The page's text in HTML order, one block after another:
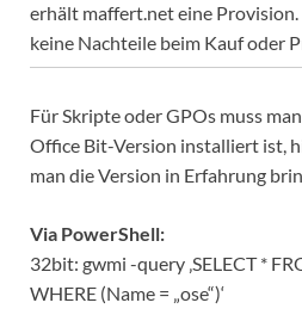
erhält maffert.net eine Provision.
keine Nachteile beim Kauf oder
Für Skripte oder GPOs muss
Office Bit-Version installiert ist,
man die Version in Erfahrung
Via PowerShell:
32bit: gwmi -query ‚SELECT *
WHERE (Name = „ose“)‘